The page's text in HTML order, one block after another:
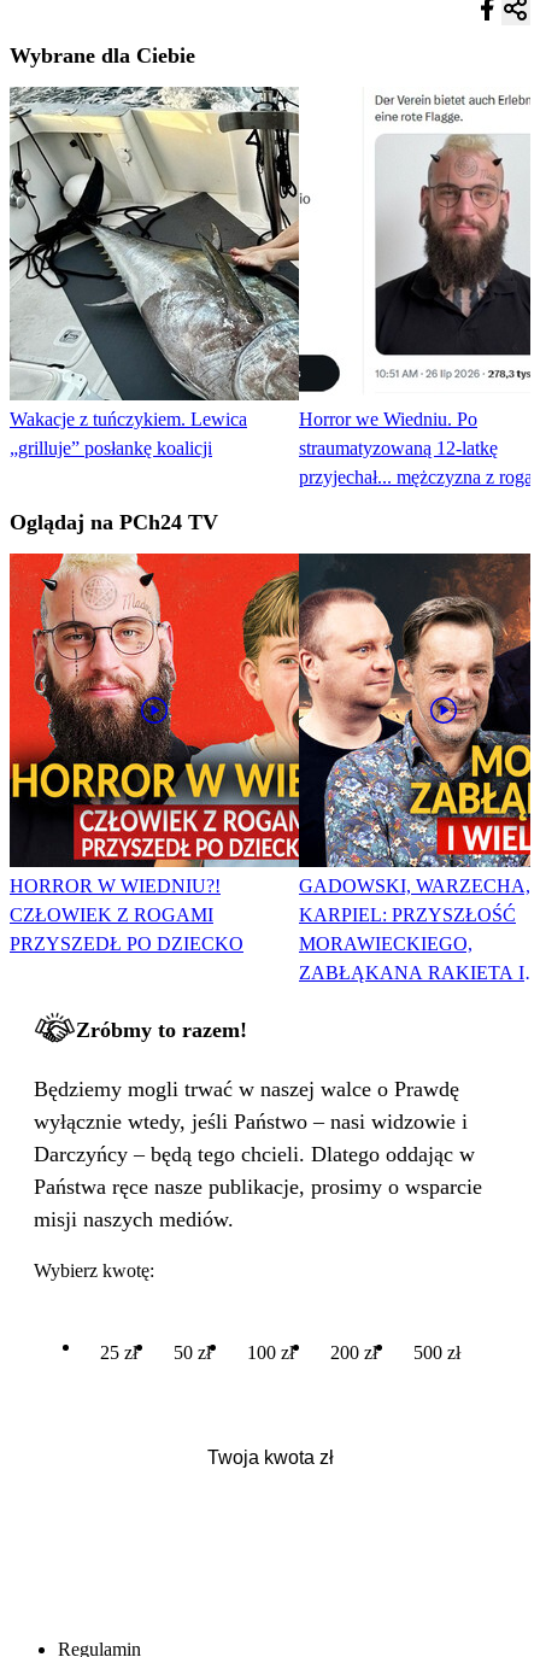
Wybrane dla Ciebie
Wakacje z tuńczykiem. Lewica
„grilluje” posłankę koalicji
Horror we Wiedniu. Po
straumatyzowaną 12-latkę
przyjechał... mężczyzna z
Oglądaj na PCh24 TV
HORROR W WIEDNIU?!
CZŁOWIEK Z ROGAMI
PRZYSZEDŁ PO DZIECKO
GADOWSKI, WARZECHA,
KARPIEL: PRZYSZŁOŚĆ
MORAWIECKIEGO,
ZABŁĄKANA RAKIETA I
Zróbmy to razem!
Będziemy mogli trwać w naszej walce o Prawdę
wyłącznie wtedy, jeśli Państwo – nasi widzowie i
Darczyńcy – będą tego chcieli. Dlatego oddając w
Państwa ręce nasze publikacje, prosimy o wsparcie
misji naszych mediów.
Wybierz kwotę:
25 zł 50 zł 100 zł 200 zł 500 zł
Regulamin